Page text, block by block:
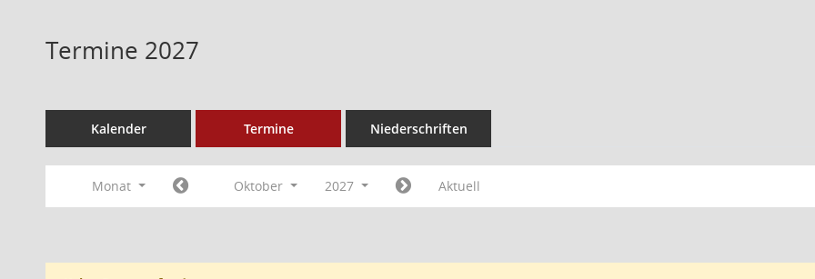
Termine 2027
Kalender Termine Niederschriften
Monat Oktober 2027 Aktuell